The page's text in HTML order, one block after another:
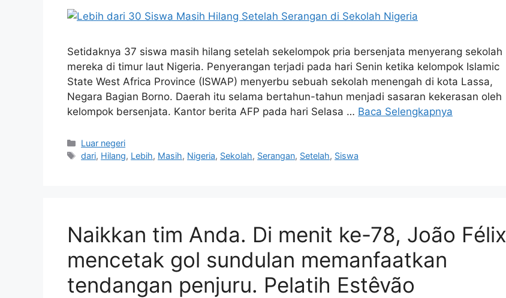
Setidaknya 37 siswa masih hilang setelah sekelompok pria bersenjata menyerang sekolah
mereka di timur laut Nigeria. Penyerangan terjadi pada hari Senin ketika kelompok Islamic
State West Africa Province (ISWAP) menyerbu sebuah sekolah menengah di kota Lassa,
Negara Bagian Borno. Daerah itu selama bertahun-tahun menjadi sasaran kekerasan oleh
kelompok bersenjata. Kantor berita AFP pada hari Selasa … Baca Selengkapnya
Kategori
Luar negeri
Tag
dari, Hilang, Lebih, Masih, Nigeria, Sekolah, Serangan, Setelah, Siswa
Naikkan tim Anda. Di menit ke-78, João Félix
mencetak gol sundulan memanfaatkan
tendangan penjuru. Pelatih Estêvão